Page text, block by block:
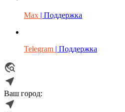
Max | Поддержка
Telegram | Поддержка
Ваш город: